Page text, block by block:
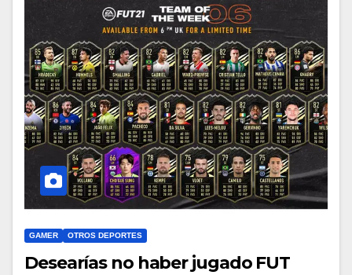
GAMER OTROS DEPORTES
Desearías no haber jugado FUT